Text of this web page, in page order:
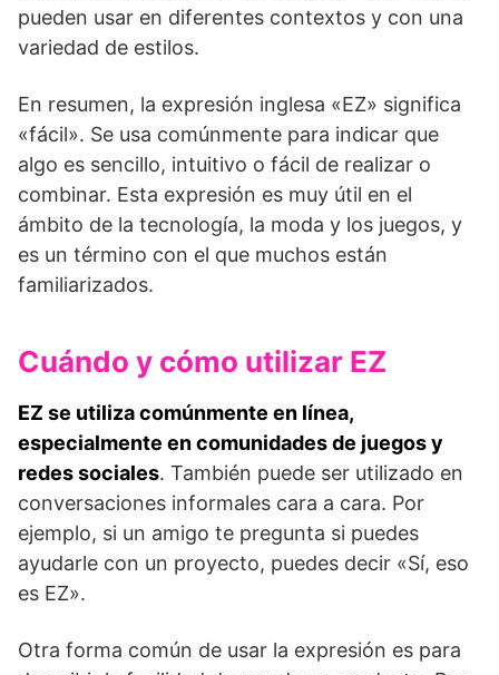
pueden usar en diferentes contextos y con una
variedad de estilos.
En resumen, la expresión inglesa «EZ» significa
«fácil». Se usa comúnmente para indicar que
algo es sencillo, intuitivo o fácil de realizar o
combinar. Esta expresión es muy útil en el
ámbito de la tecnología, la moda y los juegos, y
es un término con el que muchos están
familiarizados.
Cuándo y cómo utilizar EZ
EZ se utiliza comúnmente en línea,
especialmente en comunidades de juegos y
redes sociales. También puede ser utilizado en
conversaciones informales cara a cara. Por
ejemplo, si un amigo te pregunta si puedes
ayudarle con un proyecto, puedes decir «Sí, eso
es EZ».
Otra forma común de usar la expresión es para